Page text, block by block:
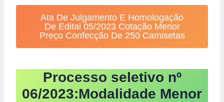
Ata De Julgamento E Homologação
De Edital 05/2023 Cotação Menor
Preço Confecção De 250 Camisetas
Processo seletivo nº
06/2023:Modalidade Menor